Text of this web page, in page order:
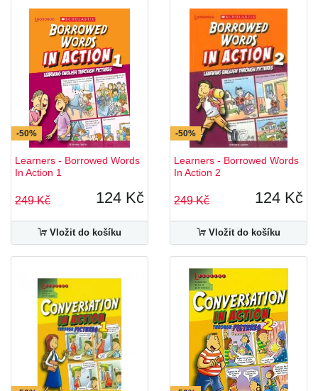
-50%
Learners - Borrowed Words
In Action 1
249 Kč 124 Kč
Vložit do košíku
-50%
Learners - Borrowed Words
In Action 2
249 Kč 124 Kč
Vložit do košíku